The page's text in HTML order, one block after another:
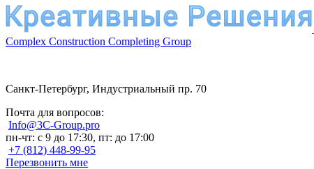
Complex Construction Completing Group
Санкт-Петербург, Индустриальный пр. 70
Почта для вопросов:
Info@3C-Group.pro
пн-чт: с 9 до 17:30, пт: до 17:00
+7 (812) 448-99-95
Перезвонить мне